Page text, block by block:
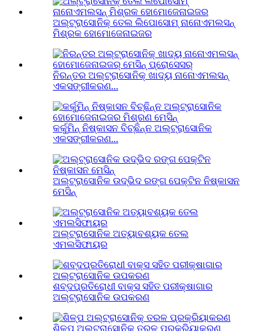
ଅଲ୍ଟ୍ରାସୋନିକ୍ ତେଲ ଲିପୋସୋମ୍ ନାନୋଏମଲସନ୍
ମିଶ୍ରକ ହୋମୋଜେନାଇଜର
ନିରନ୍ତର ଅଲ୍ଟ୍ରାସୋନିକ୍ ଖାଦ୍ୟ ନାନୋଏମଲସନ୍
ଏକସଙ୍ଗୀକରଣ...
କର୍କୁମିନ୍ ନିଷ୍କାସନ ବିଚ୍ଛିନ୍ନ ଅଲ୍ଟ୍ରାସୋନିକ
ଏକସଙ୍ଗୀକରଣ...
ଅଲ୍ଟ୍ରାସୋନିକ ଉଦ୍ଭିଦ ରଙ୍ଗ ପେକ୍ଟିନ ନିଷ୍କାସନ
ମେସିନ୍
ଅଲ୍ଟ୍ରାସୋନିକ ଅତ୍ୟାବଶ୍ୟକ ତେଲ
ଏମଲସିଫାୟର
ଶବ୍ଦପ୍ରତିରୋଧୀ ବାକ୍ସ ସହିତ ପରୀକ୍ଷାଗାର
ଅଲ୍ଟ୍ରାସୋନିକ ଉପକରଣ
ଶିଳ୍ପ ଅଲ୍ଟ୍ରାସୋନିକ୍ ତରଳ ପ୍ରକ୍ରିୟାକରଣ